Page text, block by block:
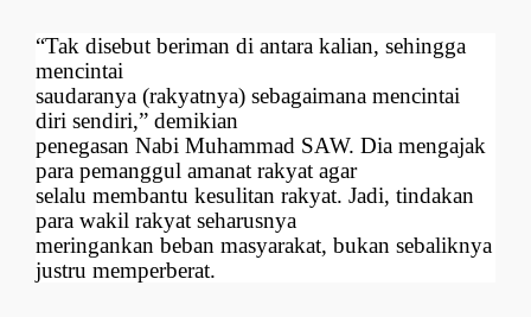
“Tak disebut beriman di antara kalian, sehingga
mencintai
saudaranya (rakyatnya) sebagaimana mencintai
diri sendiri,” demikian
penegasan Nabi Muhammad SAW. Dia mengajak
para pemanggul amanat rakyat agar
selalu membantu kesulitan rakyat. Jadi, tindakan
para wakil rakyat seharusnya
meringankan beban masyarakat, bukan sebaliknya
justru memperberat.